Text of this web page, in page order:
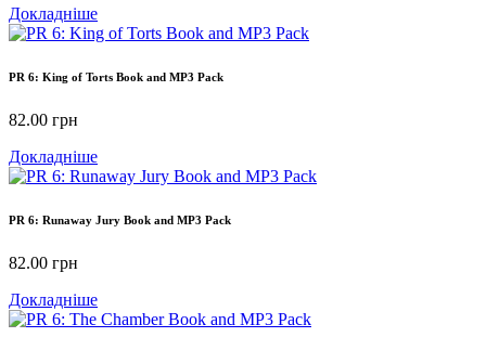
Докладніше
PR 6: King of Torts Book and MP3 Pack
82.00 грн
Докладніше
PR 6: Runaway Jury Book and MP3 Pack
82.00 грн
Докладніше